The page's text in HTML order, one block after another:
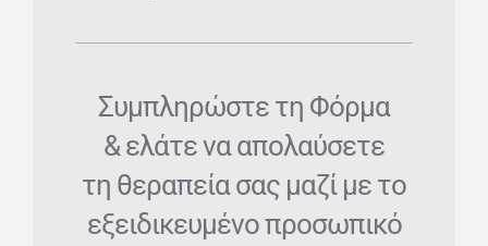
Συμπληρώστε τη Φόρμα
& ελάτε να απολαύσετε
τη θεραπεία σας μαζί με το
εξειδικευμένο προσωπικό